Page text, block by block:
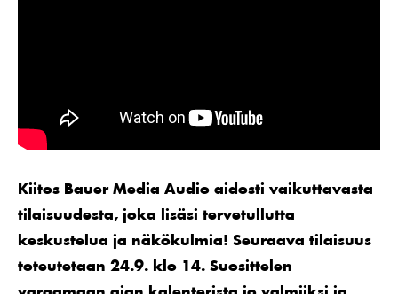
Kiitos Bauer Media Audio aidosti vaikuttavasta
tilaisuudesta, joka lisäsi tervetullutta
keskustelua ja näkökulmia! Seuraava tilaisuus
toteutetaan 24.9. klo 14. Suosittelen